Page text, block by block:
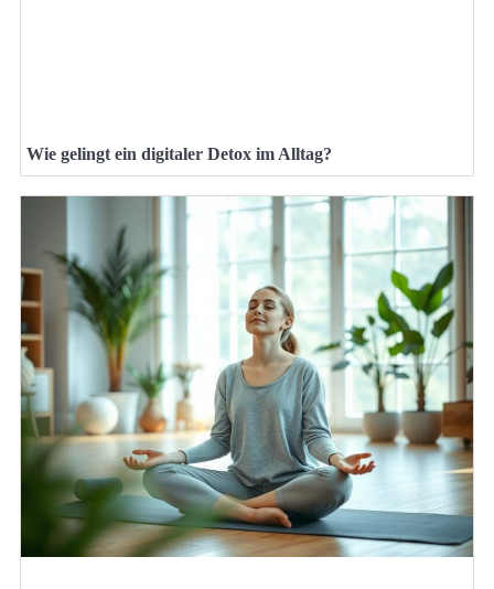
Wie gelingt ein digitaler Detox im Alltag?